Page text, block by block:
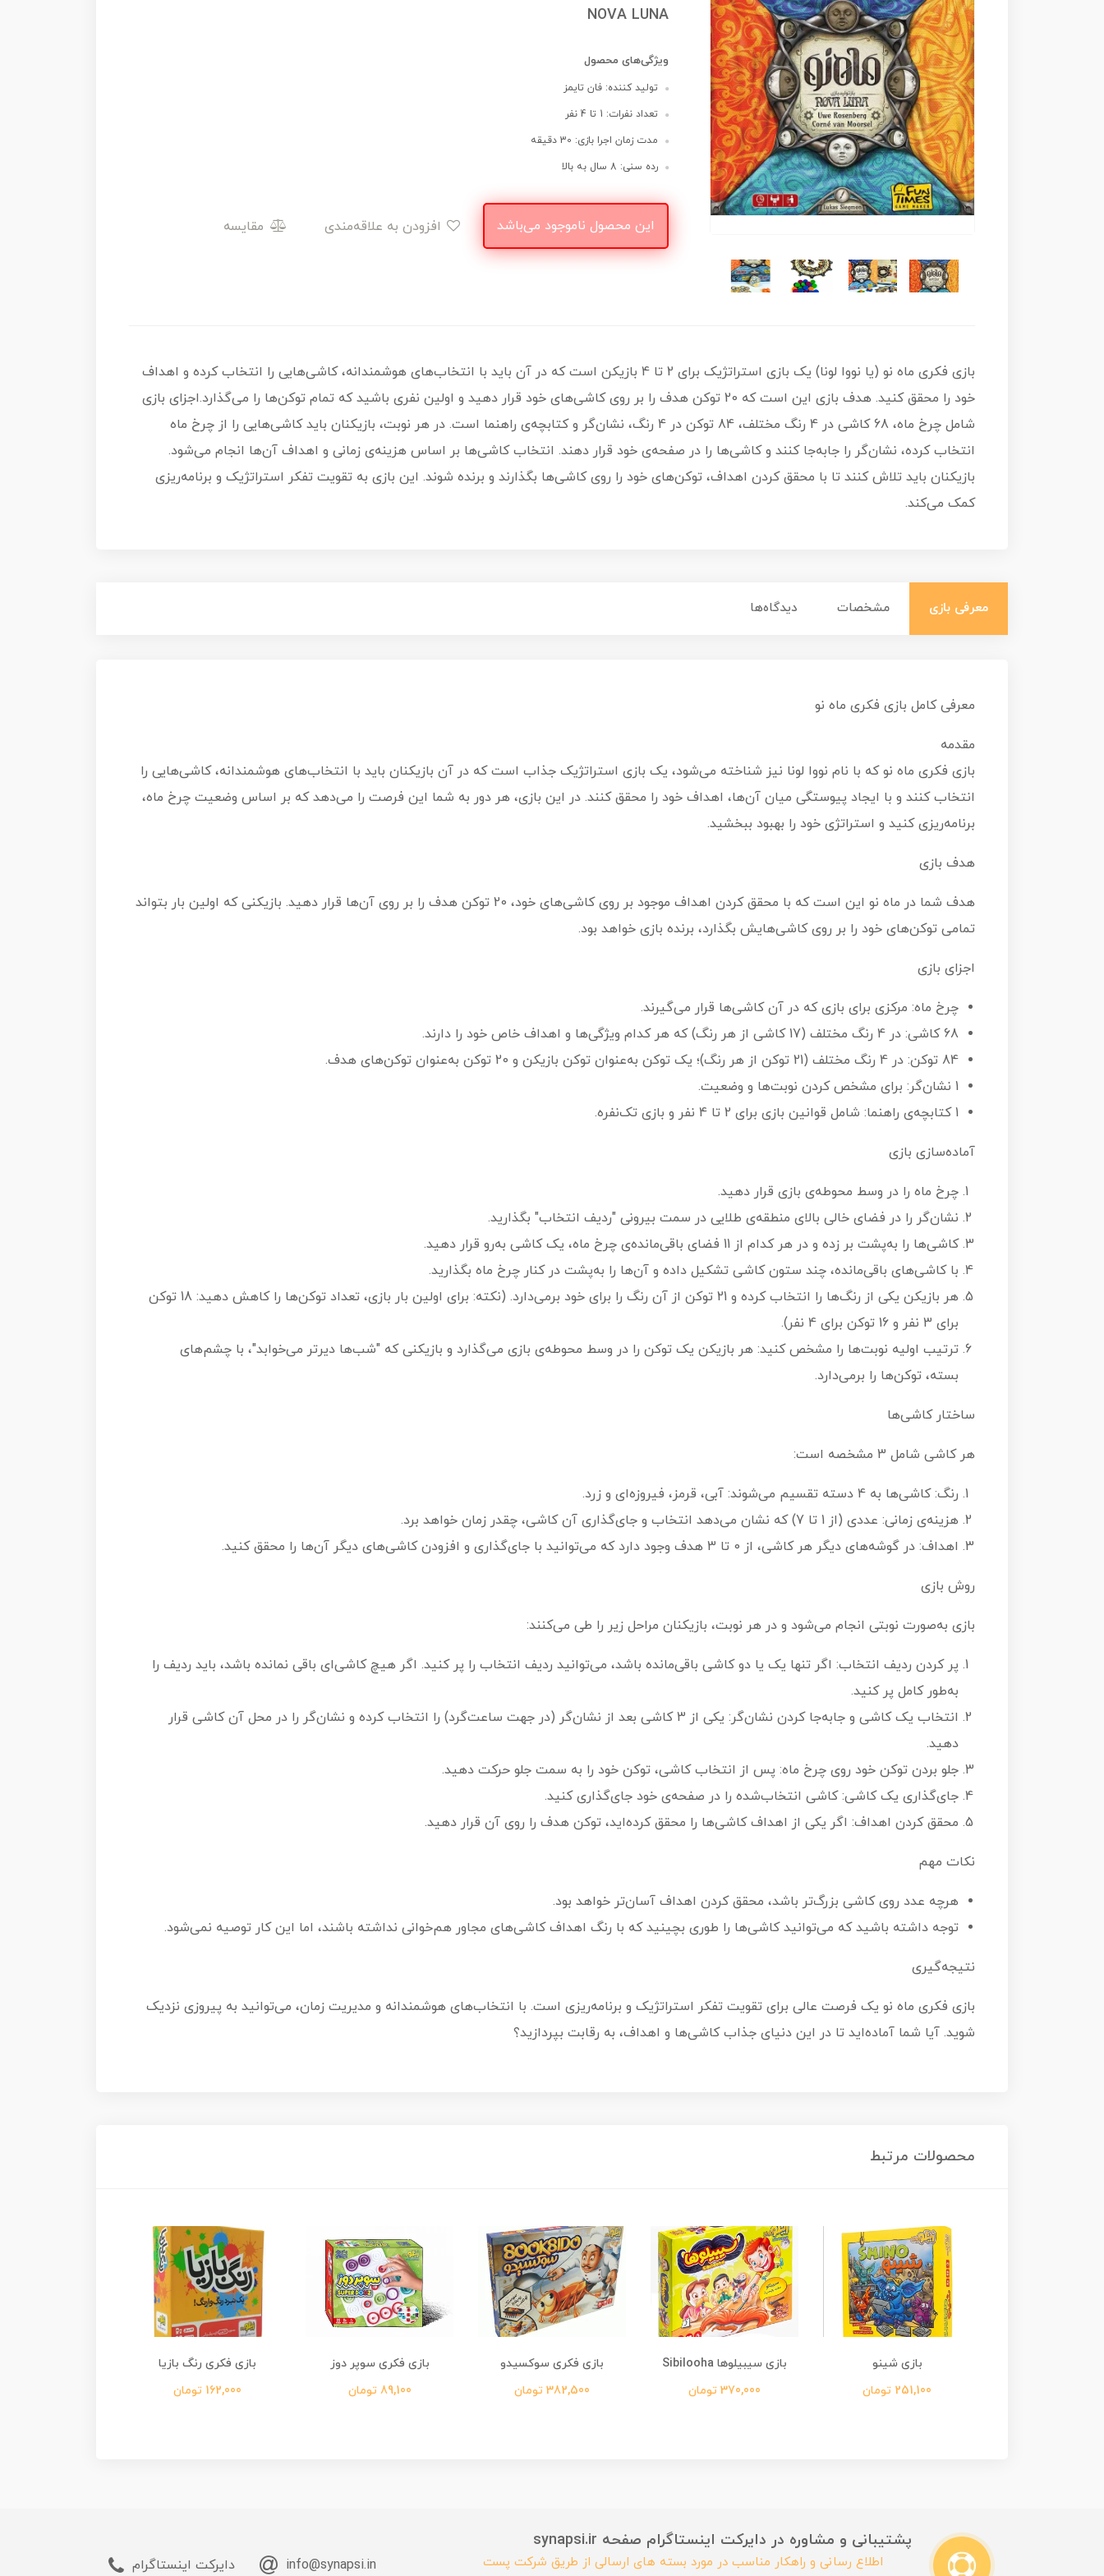
NOVA LUNA
ویژگی‌های محصول
تولید کننده: فان تایمز
تعداد نفرات: 1 تا 4 نفر
مدت زمان اجرا بازی: 30 دقیقه
رده سنی: 8 سال به بالا
این محصول ناموجود می‌باشد مقایسه
بازی فکری ماه نو (یا نووا لونا) یک بازی استراتژیک برای 2 تا 4 بازیکن است که در آن باید با انتخاب‌های هوشمندانه، کاشی‌هایی را انتخاب کرده و اهداف
خود را محقق کنید. هدف بازی این است که 20 توکن هدف را بر روی کاشی‌های خود قرار دهید و اولین نفری باشید که تمام توکن‌ها را می‌گذارد.اجزای بازی
شامل چرخ ماه، 68 کاشی در 4 رنگ مختلف، 84 توکن در 4 رنگ، نشان‌گر و کتابچه‌ی راهنما است. در هر نوبت، بازیکنان باید کاشی‌هایی را از چرخ ماه
انتخاب کرده، نشان‌گر را جابه‌جا کنند و کاشی‌ها را در صفحه‌ی خود قرار دهند. انتخاب کاشی‌ها بر اساس هزینه‌ی زمانی و اهداف آن‌ها انجام می‌شود.
بازیکنان باید تلاش کنند تا با محقق کردن اهداف، توکن‌های خود را روی کاشی‌ها بگذارند و برنده شوند. این بازی به تقویت تفکر استراتژیک و برنامه‌ریزی
کمک می‌کند.
معرفی بازی مشخصات دیدگاه‌ها
معرفی کامل بازی فکری ماه نو
مقدمه
بازی فکری ماه نو که با نام نووا لونا نیز شناخته می‌شود، یک بازی استراتژیک جذاب است که در آن بازیکنان باید با انتخاب‌های هوشمندانه، کاشی‌هایی را
انتخاب کنند و با ایجاد پیوستگی میان آن‌ها، اهداف خود را محقق کنند. در این بازی، هر دور به شما این فرصت را می‌دهد که بر اساس وضعیت چرخ ماه،
برنامه‌ریزی کنید و استراتژی خود را بهبود ببخشید.
هدف بازی
هدف شما در ماه نو این است که با محقق کردن اهداف موجود بر روی کاشی‌های خود، 20 توکن هدف را بر روی آن‌ها قرار دهید. بازیکنی که اولین بار بتواند
تمامی توکن‌های خود را بر روی کاشی‌هایش بگذارد، برنده بازی خواهد بود.
اجزای بازی
چرخ ماه: مرکزی برای بازی که در آن کاشی‌ها قرار می‌گیرند.
68 کاشی: در 4 رنگ مختلف (17 کاشی از هر رنگ) که هر کدام ویژگی‌ها و اهداف خاص خود را دارند.
84 توکن: در 4 رنگ مختلف (21 توکن از هر رنگ)؛ یک توکن به‌عنوان توکن بازیکن و 20 توکن به‌عنوان توکن‌های هدف.
1 نشان‌گر: برای مشخص کردن نوبت‌ها و وضعیت.
1 کتابچه‌ی راهنما: شامل قوانین بازی برای 2 تا 4 نفر و بازی تک‌نفره.
آماده‌سازی بازی
چرخ ماه را در وسط محوطه‌ی بازی قرار دهید.
نشان‌گر را در فضای خالی بالای منطقه‌ی طلایی در سمت بیرونی "ردیف انتخاب" بگذارید.
کاشی‌ها را به‌پشت بر زده و در هر کدام از 11 فضای باقی‌مانده‌ی چرخ ماه، یک کاشی به‌رو قرار دهید.
با کاشی‌های باقی‌مانده، چند ستون کاشی تشکیل داده و آن‌ها را به‌پشت در کنار چرخ ماه بگذارید.
هر بازیکن یکی از رنگ‌ها را انتخاب کرده و 21 توکن از آن رنگ را برای خود برمی‌دارد. (نکته: برای اولین بار بازی، تعداد توکن‌ها را کاهش دهید: 18 توکن
برای 3 نفر و 16 توکن برای 4 نفر).
ترتیب اولیه نوبت‌ها را مشخص کنید: هر بازیکن یک توکن را در وسط محوطه‌ی بازی می‌گذارد و بازیکنی که "شب‌ها دیرتر می‌خوابد"، با چشم‌های
بسته، توکن‌ها را برمی‌دارد.
ساختار کاشی‌ها
هر کاشی شامل 3 مشخصه است:
رنگ: کاشی‌ها به 4 دسته تقسیم می‌شوند: آبی، قرمز، فیروزه‌ای و زرد.
هزینه‌ی زمانی: عددی (از 1 تا 7) که نشان می‌دهد انتخاب و جای‌گذاری آن کاشی، چقدر زمان خواهد برد.
اهداف: در گوشه‌های دیگر هر کاشی، از 0 تا 3 هدف وجود دارد که می‌توانید با جای‌گذاری و افزودن کاشی‌های دیگر آن‌ها را محقق کنید.
روش بازی
بازی به‌صورت نوبتی انجام می‌شود و در هر نوبت، بازیکنان مراحل زیر را طی می‌کنند:
پر کردن ردیف انتخاب: اگر تنها یک یا دو کاشی باقی‌مانده باشد، می‌توانید ردیف انتخاب را پر کنید. اگر هیچ کاشی‌ای باقی نمانده باشد، باید ردیف را
به‌طور کامل پر کنید.
انتخاب یک کاشی و جابه‌جا کردن نشان‌گر: یکی از 3 کاشی بعد از نشان‌گر (در جهت ساعت‌گرد) را انتخاب کرده و نشان‌گر را در محل آن کاشی قرار
دهید.
جلو بردن توکن خود روی چرخ ماه: پس از انتخاب کاشی، توکن خود را به سمت جلو حرکت دهید.
جای‌گذاری یک کاشی: کاشی انتخاب‌شده را در صفحه‌ی خود جای‌گذاری کنید.
محقق کردن اهداف: اگر یکی از اهداف کاشی‌ها را محقق کرده‌اید، توکن هدف را روی آن قرار دهید.
نکات مهم
هرچه عدد روی کاشی بزرگ‌تر باشد، محقق کردن اهداف آسان‌تر خواهد بود.
توجه داشته باشید که می‌توانید کاشی‌ها را طوری بچینید که با رنگ اهداف کاشی‌های مجاور هم‌خوانی نداشته باشند، اما این کار توصیه نمی‌شود.
نتیجه‌گیری
بازی فکری ماه نو یک فرصت عالی برای تقویت تفکر استراتژیک و برنامه‌ریزی است. با انتخاب‌های هوشمندانه و مدیریت زمان، می‌توانید به پیروزی نزدیک
شوید. آیا شما آماده‌اید تا در این دنیای جذاب کاشی‌ها و اهداف، به رقابت بپردازید؟
محصولات مرتبط
بازی شینو
251,100 تومان
بازی سیبیلوها Sibilooha
370,000 تومان
بازی فکری سوکسیدو
382,500 تومان
بازی فکری سوپر دوز
89,100 تومان
بازی فکری رنگ بازیا
162,000 تومان
پشتیبانی و مشاوره در دایرکت اینستاگرام صفحه synapsi.ir
اطلاع رسانی و راهکار مناسب در مورد بسته های ارسالی از طریق شرکت پست info@synapsi.in دایرکت اینستاگرام